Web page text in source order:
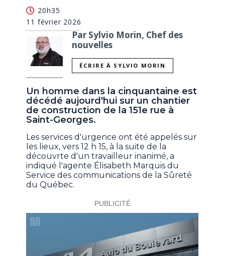
20h35
11 février 2026
Par Sylvio Morin, Chef des
nouvelles
ÉCRIRE À SYLVIO MORIN
Un homme dans la cinquantaine est
décédé aujourd'hui sur un chantier
de construction de la 151e rue à
Saint-Georges.
Les services d'urgence ont été appelés sur
les lieux, vers 12 h 15, à la suite de la
découvrte d'un travailleur inanimé, a
indiqué l'agente Élisabeth Marquis du
Service des communications de la Sûreté
du Québec.